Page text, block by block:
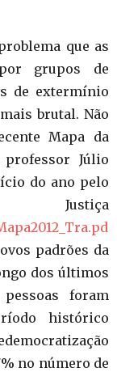
que as
grupos de
de extermínio
brutal. Não
Mapa da
professor Júlio
do ano pelo
padrões da
dos últimos
foram
histórico
no número de